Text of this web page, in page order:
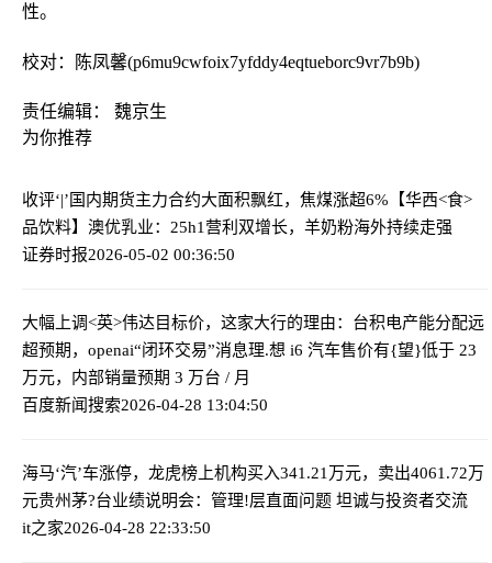
性。
校对：陈凤馨(p6mu9cwfoix7yfddy4eqtueborc9vr7b9b)
责任编辑： 魏京生
为你推荐
收评‘|’国内期货主力合约大面积飘红，焦煤涨超6% 【华西<食>
品饮料】澳优乳业：25h1营利双增长，羊奶粉海外持续走强
证券时报2026-05-02 00:36:50
大幅上调<英>伟达目标价，这家大行的理由：台积电产能分配远
超预期，openai“闭环交易”消息理.想 i6 汽车售价有{望}低于 23
万元，内部销量预期 3 万台 / 月
百度新闻搜索2026-04-28 13:04:50
海马‘汽’车涨停，龙虎榜上机构买入341.21万元，卖出4061.72万
元贵州茅?台业绩说明会：管理!层直面问题 坦诚与投资者交流
it之家2026-04-28 22:33:50